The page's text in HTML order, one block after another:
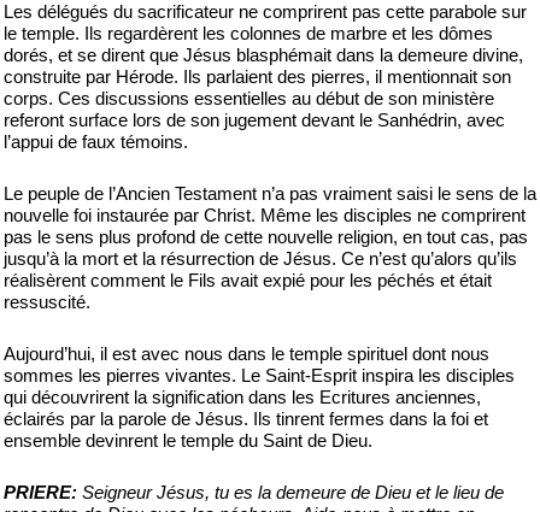
Les délégués du sacrificateur ne comprirent pas cette parabole sur
le temple. Ils regardèrent les colonnes de marbre et les dômes
dorés, et se dirent que Jésus blasphémait dans la demeure divine,
construite par Hérode. Ils parlaient des pierres, il mentionnait son
corps. Ces discussions essentielles au début de son ministère
referont surface lors de son jugement devant le Sanhédrin, avec
l’appui de faux témoins.
Le peuple de l’Ancien Testament n’a pas vraiment saisi le sens de la
nouvelle foi instaurée par Christ. Même les disciples ne comprirent
pas le sens plus profond de cette nouvelle religion, en tout cas, pas
jusqu’à la mort et la résurrection de Jésus. Ce n’est qu’alors qu’ils
réalisèrent comment le Fils avait expié pour les péchés et était
ressuscité.
Aujourd’hui, il est avec nous dans le temple spirituel dont nous
sommes les pierres vivantes. Le Saint-Esprit inspira les disciples
qui découvrirent la signification dans les Ecritures anciennes,
éclairés par la parole de Jésus. Ils tinrent fermes dans la foi et
ensemble devinrent le temple du Saint de Dieu.
PRIERE: Seigneur Jésus, tu es la demeure de Dieu et le lieu de